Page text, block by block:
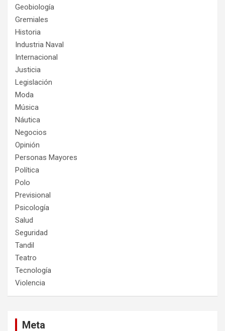
Geobiología
Gremiales
Historia
Industria Naval
Internacional
Justicia
Legislación
Moda
Música
Náutica
Negocios
Opinión
Personas Mayores
Política
Polo
Previsional
Psicología
Salud
Seguridad
Tandil
Teatro
Tecnología
Violencia
Meta